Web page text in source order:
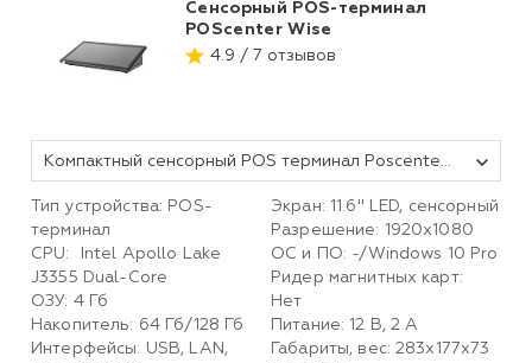
Сенсорный POS-терминал
POScenter Wise
4.9 / 7 отзывов
Компактный сенсорный POS терминал Poscenter Wise (11, 6", ApolloLake J3355, RAM4Gb, eMMC64+mSATA64Gb, WiFi, BT) без ОС
Тип устройства: POS-
терминал
CPU: Intel Apollo Lake
J3355 Dual-Core
ОЗУ: 4 Гб
Накопитель: 64 Гб/128 Гб
Интерфейсы: USB, LAN,
Экран: 11.6'' LED, сенсорный
Разрешение: 1920х1080
ОС и ПО: -/Windows 10 Pro
Ридер магнитных карт:
Нет
Питание: 12 В, 2 А
Габариты, вес: 283х177х73